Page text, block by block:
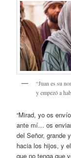
“Juan es su
y empezó a
“Mirad, yo os
ante mí… os
del Señor, grande
hacia los hijos, y
que no tenga que